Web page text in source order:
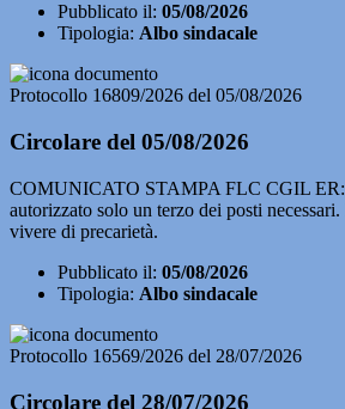
Pubblicato il: 05/08/2026
Tipologia: Albo sindacale
Protocollo 16809/2026 del 05/08/2026
Circolare del 05/08/2026
COMUNICATO STAMPA FLC CGIL
autorizzato solo un terzo dei posti
vivere di precarietà.
Pubblicato il: 05/08/2026
Tipologia: Albo sindacale
Protocollo 16569/2026 del 28/07/2026
Circolare del 28/07/2026